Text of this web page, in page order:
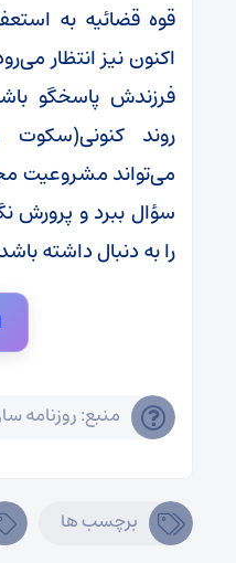
قوه قضائیه به
اکنون نیز انتظار
فرزندش پاسخگو
روند کنونی(سکوت
می‌تواند مشروعیت
سؤال ببرد و پرورش
را به دنبال داشته
منبع: روزنامه
برچسب ها